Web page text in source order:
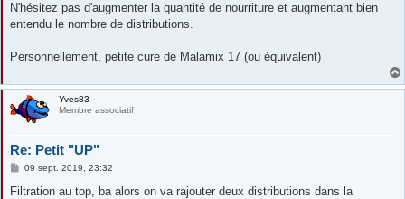
N'hésitez pas d'augmenter la quantité de nourriture et augmentant bien
entendu le nombre de distributions.
Personnellement, petite cure de Malamix 17 (ou équivalent)
Yves83
Membre associatif
Re: Petit "UP"
M
s
09 sept. 2019, 23:32
Filtration au top, ba alors on va rajouter deux distributions dans la